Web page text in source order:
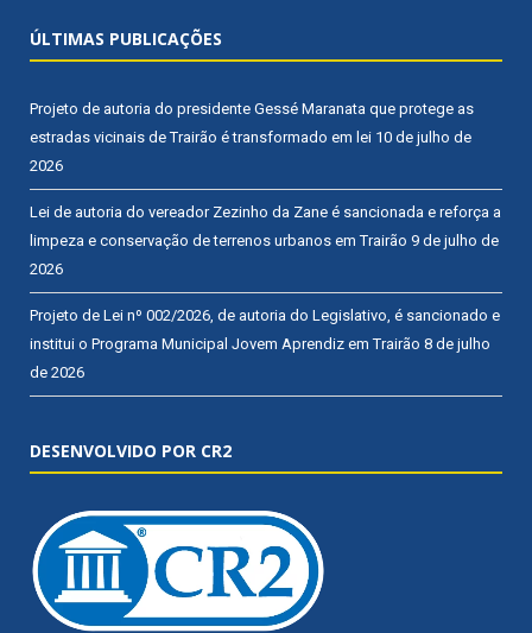
ÚLTIMAS PUBLICAÇÕES
Projeto de autoria do presidente Gessé Maranata que protege as
estradas vicinais de Trairão é transformado em lei 10 de julho de
2026
Lei de autoria do vereador Zezinho da Zane é sancionada e reforça a
limpeza e conservação de terrenos urbanos em Trairão 9 de julho de
2026
Projeto de Lei nº 002/2026, de autoria do Legislativo, é sancionado e
institui o Programa Municipal Jovem Aprendiz em Trairão 8 de julho
de 2026
DESENVOLVIDO POR CR2